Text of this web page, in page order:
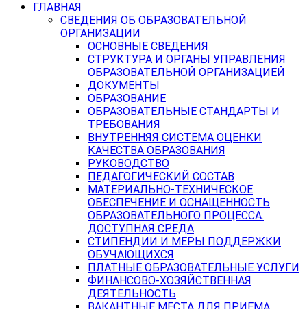
ГЛАВНАЯ
СВЕДЕНИЯ ОБ ОБРАЗОВАТЕЛЬНОЙ
ОРГАНИЗАЦИИ
ОСНОВНЫЕ СВЕДЕНИЯ
СТРУКТУРА И ОРГАНЫ УПРАВЛЕНИЯ
ОБРАЗОВАТЕЛЬНОЙ ОРГАНИЗАЦИЕЙ
ДОКУМЕНТЫ
ОБРАЗОВАНИЕ
ОБРАЗОВАТЕЛЬНЫЕ СТАНДАРТЫ И
ТРЕБОВАНИЯ
ВНУТРЕННЯЯ СИСТЕМА ОЦЕНКИ
КАЧЕСТВА ОБРАЗОВАНИЯ
РУКОВОДСТВО
ПЕДАГОГИЧЕСКИЙ СОСТАВ
МАТЕРИАЛЬНО-ТЕХНИЧЕСКОЕ
ОБЕСПЕЧЕНИЕ И ОСНАЩЕННОСТЬ
ОБРАЗОВАТЕЛЬНОГО ПРОЦЕССА.
ДОСТУПНАЯ СРЕДА
СТИПЕНДИИ И МЕРЫ ПОДДЕРЖКИ
ОБУЧАЮЩИХСЯ
ПЛАТНЫЕ ОБРАЗОВАТЕЛЬНЫЕ УСЛУГИ
ФИНАНСОВО-ХОЗЯЙСТВЕННАЯ
ДЕЯТЕЛЬНОСТЬ